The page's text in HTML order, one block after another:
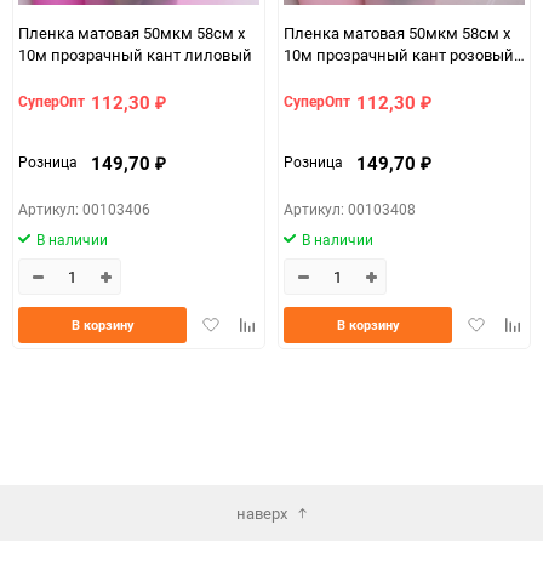
Пленка матовая 50мкм 58см х
10м прозрачный кант лиловый
СуперОпт 112,30 ₽
Розница 149,70 ₽
Артикул: 00103406
В наличии
ДобавитьДобавить
В корзину
Пленка матовая 50мкм 58см х
10м прозрачный кант розовый
СуперОпт 112,30 ₽
Розница 149,70 ₽
Артикул: 00103408
В наличии
Добавить
В корзину
наверх